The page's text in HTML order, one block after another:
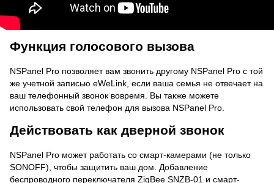
Функция голосового вызова
NSPanel Pro позволяет вам звонить другому NSPanel Pro с той
же учетной записью eWeLink, если ваша семья не отвечает на
ваш телефонный звонок вовремя. Вы также можете
использовать свой телефон для вызова NSPanel Pro.
Действовать как дверной звонок
NSPanel Pro может работать со смарт-камерами (не только
SONOFF), чтобы защитить ваш дом. Добавление
беспроводного переключателя ZigBee SNZB-01 и смарт-